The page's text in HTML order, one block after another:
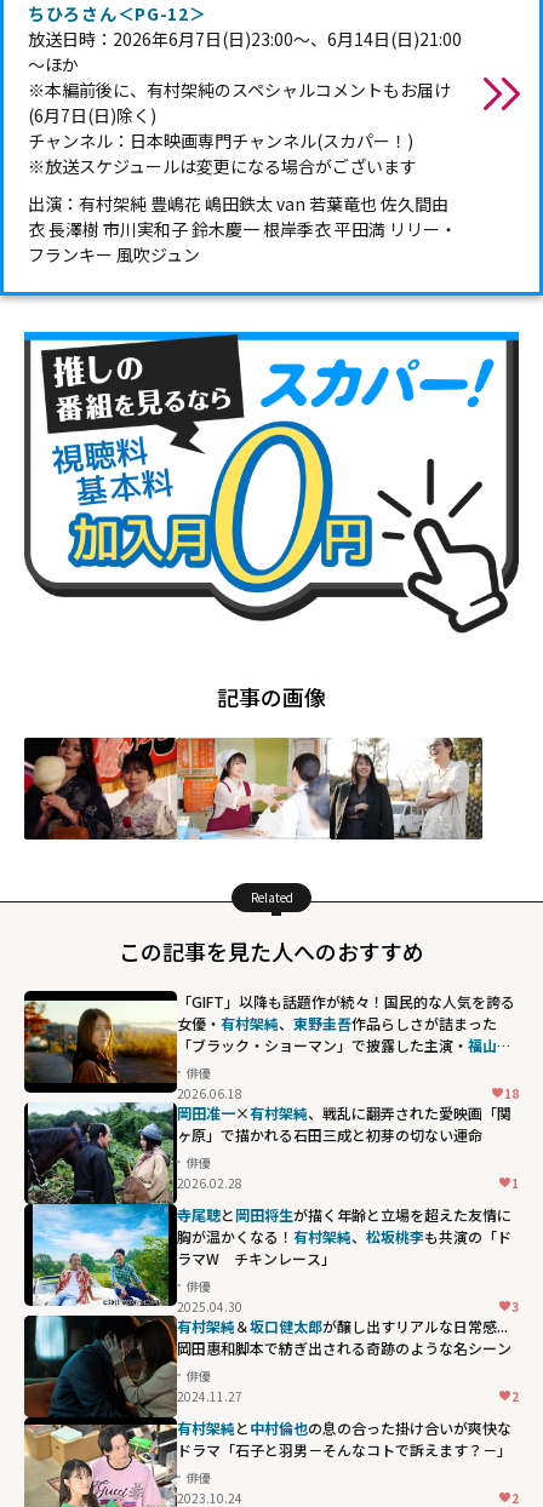
ちひろさん＜PG-12＞
放送日時：2026年6月7日(日)23:00～、6月14日(日)21:00
～ほか
※本編前後に、有村架純のスペシャルコメントもお届け
(6月7日(日)除く)
チャンネル：日本映画専門チャンネル(スカパー！)
※放送スケジュールは変更になる場合がございます
出演：有村架純 豊嶋花 嶋田鉄太 van 若葉竜也 佐久間由
衣 長澤樹 市川実和子 鈴木慶一 根岸季衣 平田満 リリー・
フランキー 風吹ジュン
記事の画像
Related
この記事を見た人へのおすすめ
「GIFT」以降も話題作が続々！国民的な人気を誇る
女優・ 有村架純、 東野圭吾作品らしさが詰まった
「ブラック・ショーマン」で披露した主演・ 福山雅
治との絶妙な掛け合い
俳優
2026.06.18
18
岡田准一×有村架純、戦乱に翻弄された愛――映画「関
ヶ原」で描かれる石田三成と初芽の切ない運命
俳優
2026.02.28
1
寺尾聰と岡田将生が描く年齢と立場を超えた友情に
胸が温かくなる！ 有村架純、 松坂桃李も共演の「ド
ラマW チキンレース」
俳優
2025.04.30
3
有村架純＆坂口健太郎が醸し出すリアルな日常感...
岡田惠和脚本で紡ぎ出される奇跡のような名シーン
俳優
2024.11.27
2
有村架純と中村倫也の息の合った掛け合いが爽快な
ドラマ「石子と羽男－そんなコトで訴えます？－」
俳優
2023.10.24
2